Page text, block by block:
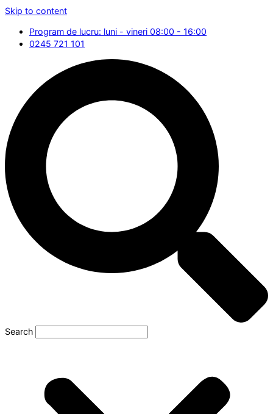
Skip to content
Program de lucru: luni - vineri 08:00 - 16:00
0245 721 101
Search